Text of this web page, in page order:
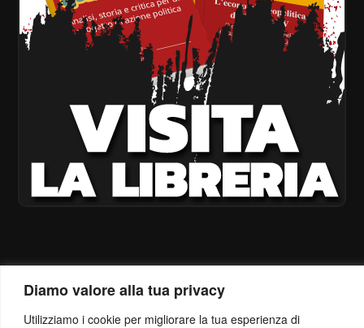
Diamo valore alla tua privacy
Utilizziamo i cookie per migliorare la tua esperienza di